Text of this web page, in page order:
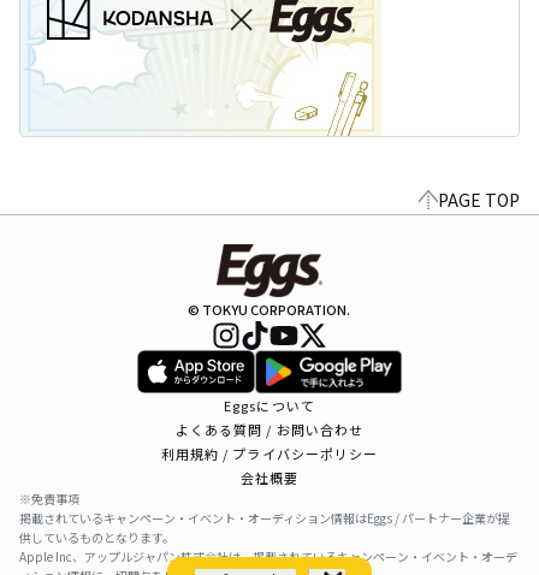
PAGE TOP
© TOKYU CORPORATION.
Eggsについて
よくある質問 / お問い合わせ
利用規約 / プライバシーポリシー
会社概要
※免責事項
掲載されているキャンペーン・イベント・オーディション情報はEggs / パートナー企業が提
供しているものとなります。
Apple Inc、アップルジャパン株式会社は、掲載されているキャンペーン・イベント・オーデ